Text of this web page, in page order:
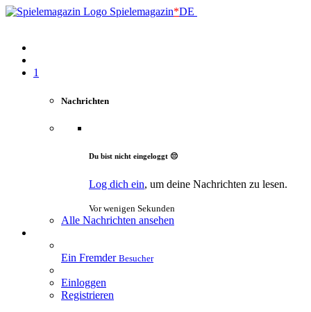
Spielemagazin*DE
1
Nachrichten
Du bist nicht eingeloggt 😔
Log dich ein, um deine Nachrichten zu lesen.
Vor wenigen Sekunden
Alle Nachrichten ansehen
Ein Fremder Besucher
Einloggen
Registrieren